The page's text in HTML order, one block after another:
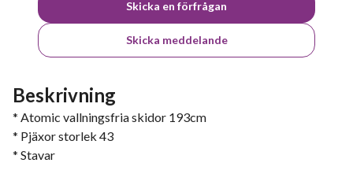
Skicka en förfrågan
Skicka meddelande
Beskrivning
* Atomic vallningsfria skidor 193cm
* Pjäxor storlek 43
* Stavar